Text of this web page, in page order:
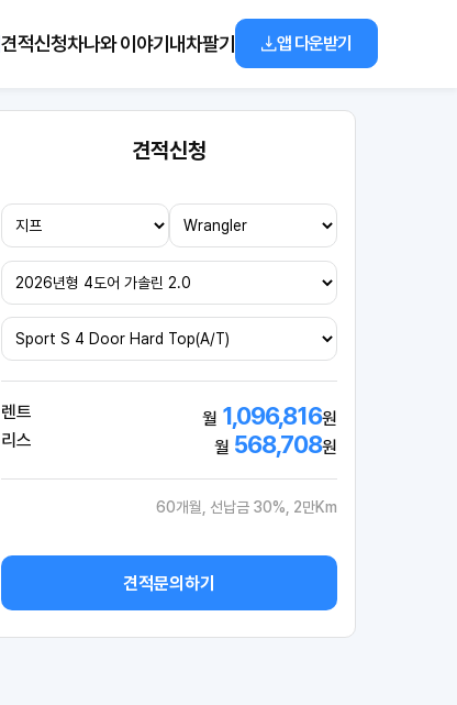
견적신청차나와 이야기 내차팔기 앱 다운받기
견적신청
렌트 월 1,096,816원
리스
월 568,708원
60개월, 선납금 30%, 2만Km
견적문의하기